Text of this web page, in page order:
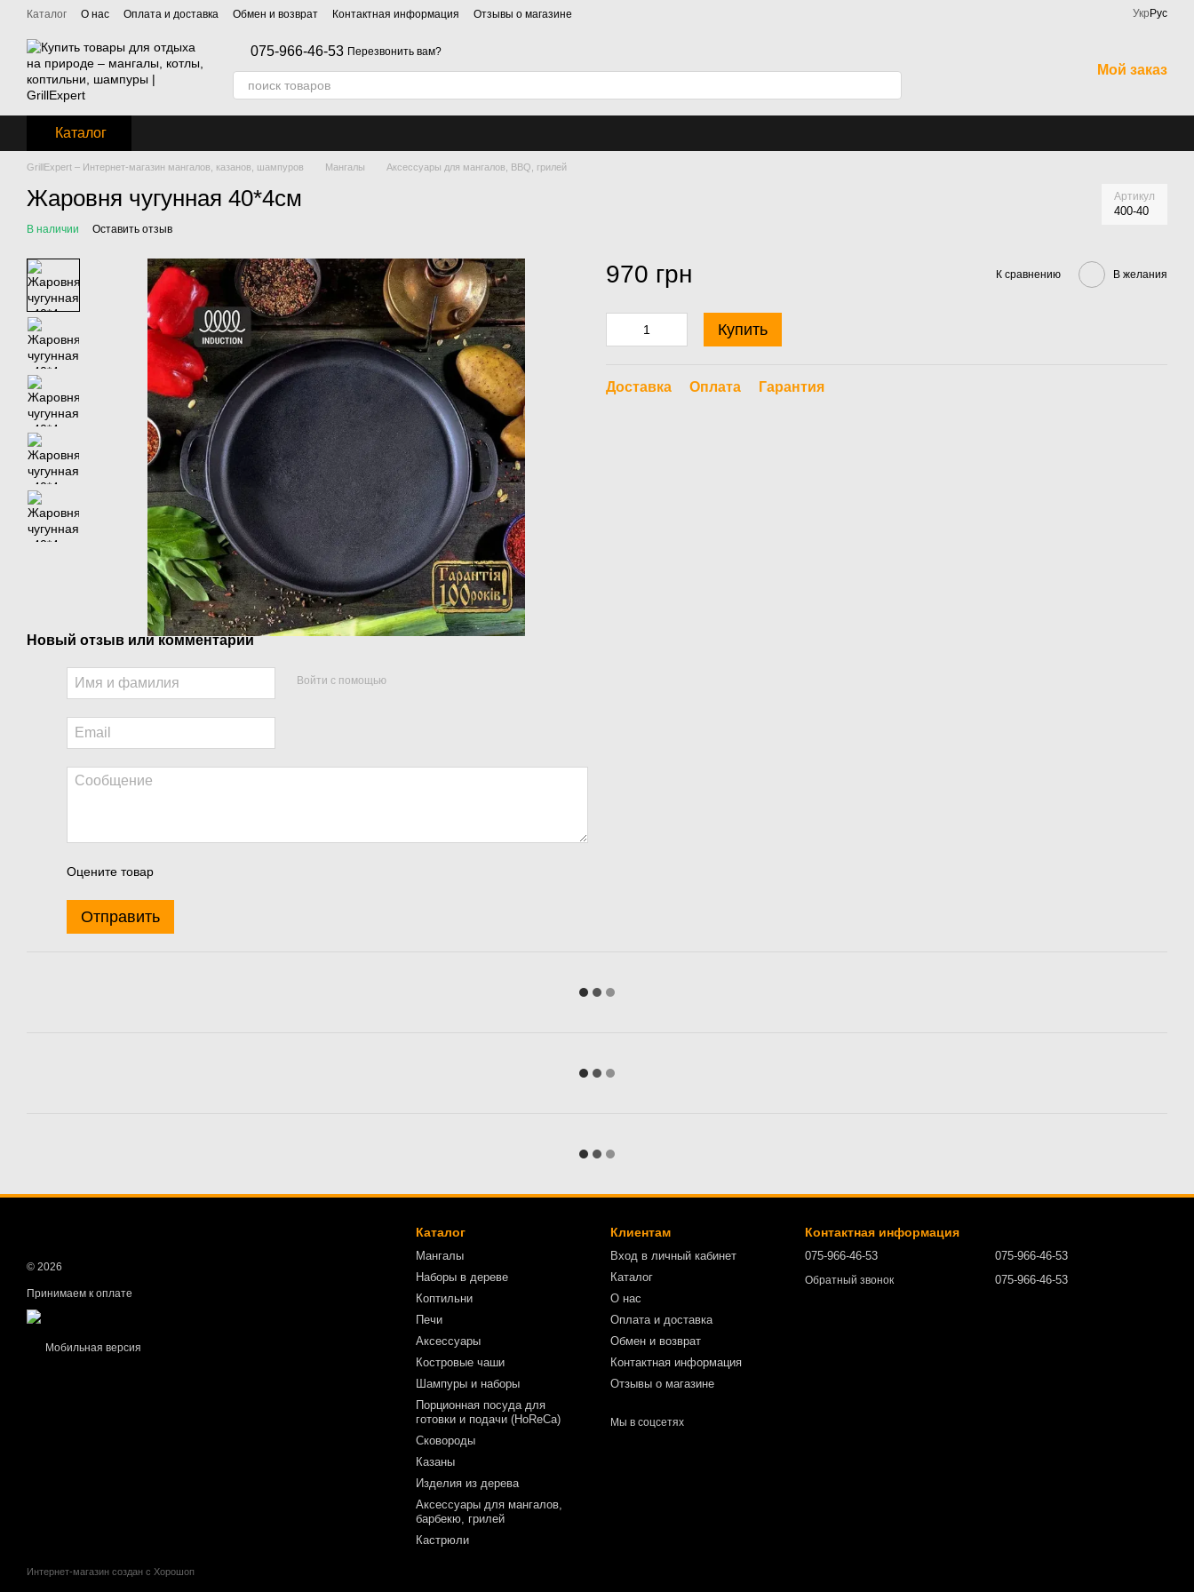
Перейти к основному контенту
Каталог О нас Оплата и доставка Обмен и возврат Контактная информация Отзывы о магазине Укр Рус
075-966-46-53 Перезвонить вам?
Мой заказ
Каталог
GrillExpert – Интернет-магазин мангалов, казанов, шампуров Мангалы Аксессуары для мангалов, BBQ, грилей
Жаровня чугунная 40*4см Артикул
400-40
В наличии Оставить отзыв
Новый отзыв или комментарий
Войти с помощью
Оцените товар
Отправить
970 грн К сравнению В желания
Купить
Доставка Оплата Гарантия
© 2026
Принимаем к оплате
Мобильная версия
Интернет-магазин создан с Хорошоп
Каталог
Мангалы
Наборы в дереве
Коптильни
Печи
Аксессуары
Костровые чаши
Шампуры и наборы
Порционная посуда для
готовки и подачи (HoReCa)
Сковороды
Казаны
Изделия из дерева
Аксессуары для мангалов,
барбекю, грилей
Кастрюли
Клиентам
Вход в личный кабинет
Каталог
О нас
Оплата и доставка
Обмен и возврат
Контактная информация
Отзывы о магазине
Мы в соцсетях
Контактная информация
075-966-46-53
Обратный звонок
075-966-46-53
075-966-46-53